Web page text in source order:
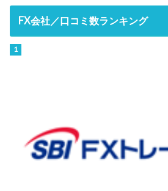
FX会社／口コミ数ランキング